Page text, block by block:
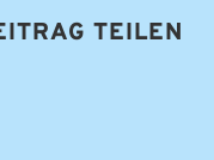
TEILEN